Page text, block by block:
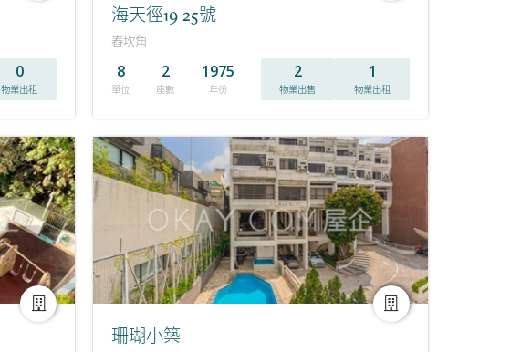
0
物業出租
海天徑19-25號
舂坎角
8
單位
2
座數
1975
年份
2
物業出售
1
物業出租
珊瑚小築